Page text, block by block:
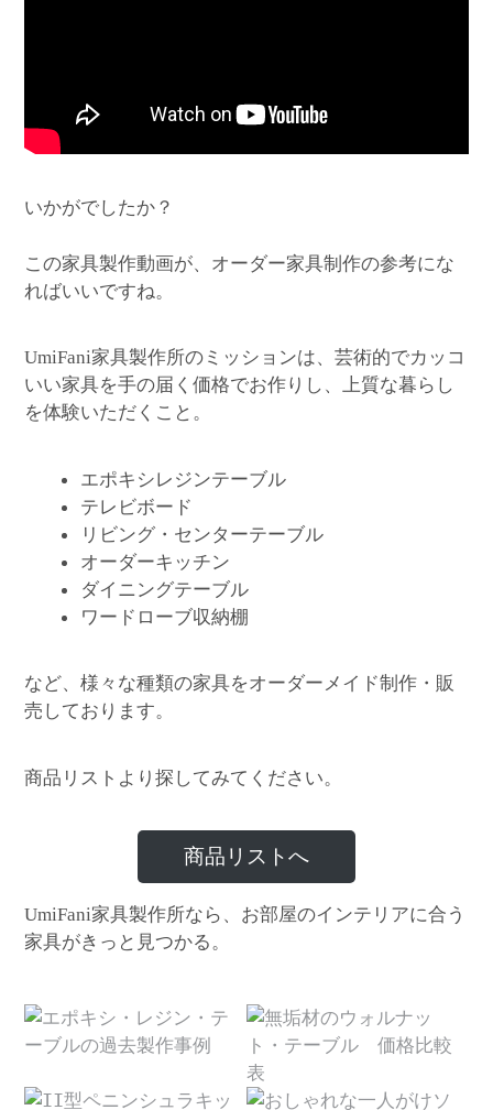
いかがでしたか？
この家具製作動画が、オーダー家具制作の参考にな
ればいいですね。
UmiFani家具製作所のミッションは、芸術的でカッコ
いい家具を手の届く価格でお作りし、上質な暮らし
を体験いただくこと。
エポキシレジンテーブル
テレビボード
リビング・センターテーブル
オーダーキッチン
ダイニングテーブル
ワードローブ収納棚
など、様々な種類の家具をオーダーメイド制作・販
売しております。
商品リストより探してみてください。
商品リストへ
UmiFani家具製作所なら、お部屋のインテリアに合う
家具がきっと見つかる。